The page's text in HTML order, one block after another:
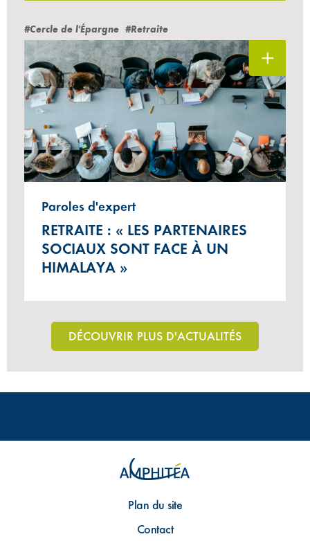
#Cercle de l'Épargne #Retraite
Paroles d'expert
RETRAITE : « LES PARTENAIRES
SOCIAUX SONT FACE À UN
HIMALAYA »
DÉCOUVRIR PLUS D'ACTUALITÉS
Plan du site
Contact